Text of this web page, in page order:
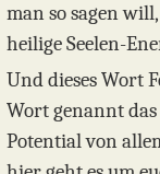
man so sagen
heilige Seelen-
Und dieses Wort
Wort genannt
Potential von